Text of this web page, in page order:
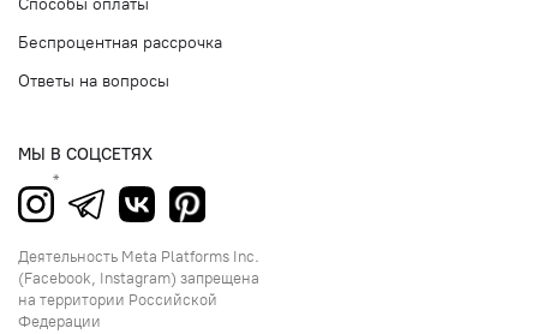
Способы оплаты
Беспроцентная рассрочка
Ответы на вопросы
МЫ В СОЦСЕТЯХ
Деятельность Meta Platforms Inc.
(Facebook, Instagram) запрещена
на территории Российской
Федерации